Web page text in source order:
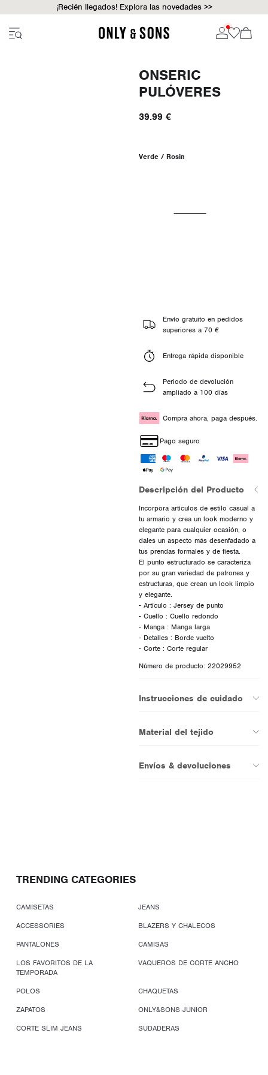
¡Recién llegados! Explora las novedades >>
ONSERIC
PULÓVERES
39.99 €
Verde / Rosin
Envío gratuito en pedidos
superiores a 70 €
Entrega rápida disponible
Periodo de devolución
ampliado a 100 días
Compra ahora, paga después.
Pago seguro
Descripción del Producto
Incorpora artículos de estilo casual a
tu armario y crea un look moderno y
elegante para cualquier ocasión, o
dales un aspecto más desenfadado a
tus prendas formales y de fiesta.
El punto estructurado se caracteriza
por su gran variedad de patrones y
estructuras, que crean un look limpio
y elegante.
- Artículo : Jersey de punto
- Cuello : Cuello redondo
- Manga : Manga larga
- Detalles : Borde vuelto
- Corte : Corte regular
Número de producto: 22029952
Instrucciones de cuidado
Material del tejido
Envíos & devoluciones
TRENDING CATEGORIES
CAMISETAS
JEANS
ACCESSORIES
BLAZERS Y CHALECOS
PANTALONES
CAMISAS
LOS FAVORITOS DE LA
TEMPORADA
VAQUEROS DE CORTE ANCHO
POLOS
CHAQUETAS
ZAPATOS
ONLY&SONS JUNIOR
CORTE SLIM JEANS
SUDADERAS